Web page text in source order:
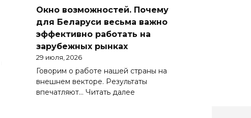
Окно возможностей. Почему
для Беларуси весьма важно
эффективно работать на
зарубежных рынках
29 июля, 2026
Говорим о работе нашей страны на
внешнем векторе. Результаты
впечатляют… Читать далее